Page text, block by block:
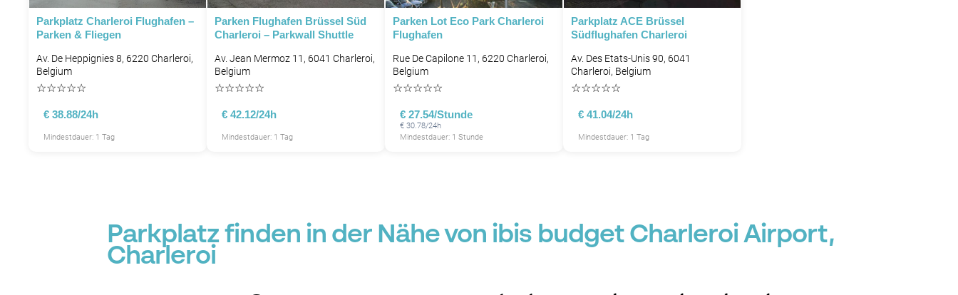
Parkplatz Charleroi Flughafen –
Parken & Fliegen
Av. De Heppignies 8, 6220 Charleroi,
Belgium
☆☆☆☆☆
€ 38.88/24h
Mindestdauer: 1 Tag
Parken Flughafen Brüssel Süd
Charleroi – Parkwall Shuttle
Av. Jean Mermoz 11, 6041 Charleroi,
Belgium
☆☆☆☆☆
€ 42.12/24h
Mindestdauer: 1 Tag
Parken Lot Eco Park Charleroi
Flughafen
Rue De Capilone 11, 6220 Charleroi,
Belgium
☆☆☆☆☆
€ 27.54/Stunde
€ 30.78/24h
Mindestdauer: 1 Stunde
Parkplatz ACE Brüssel
Südflughafen Charleroi
Av. Des Etats-Unis 90, 6041
Charleroi, Belgium
☆☆☆☆☆
€ 41.04/24h
Mindestdauer: 1 Tag
Parkplatz finden in der Nähe von ibis budget Charleroi Airport,
Charleroi